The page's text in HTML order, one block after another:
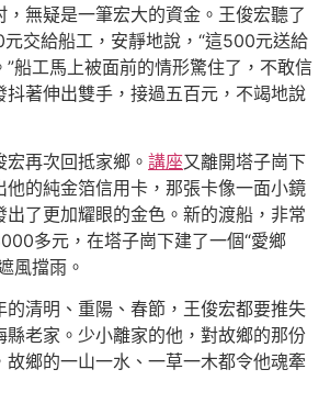
無疑是一筆宏大的資金。王俊宏聽了
交給船工，安靜地說，“這500元送給
船工馬上被面前的情形驚住了，不敢信
抖著伸出雙手，接過五百元，不竭地說
再次回抵家鄉。 講座又離開塔子崗下
他的純金箔信用卡，那張卡像一面小鏡
出了更加耀眼的金色。新的渡船，非常
多元，在塔子崗下建了一個“愛鄉
風擋雨。
的清明、重陽、春節，王俊宏都要推失
縣老家。少小離家的他，對故鄉的那份
故鄉的一山一水、一草一木都令他魂牽